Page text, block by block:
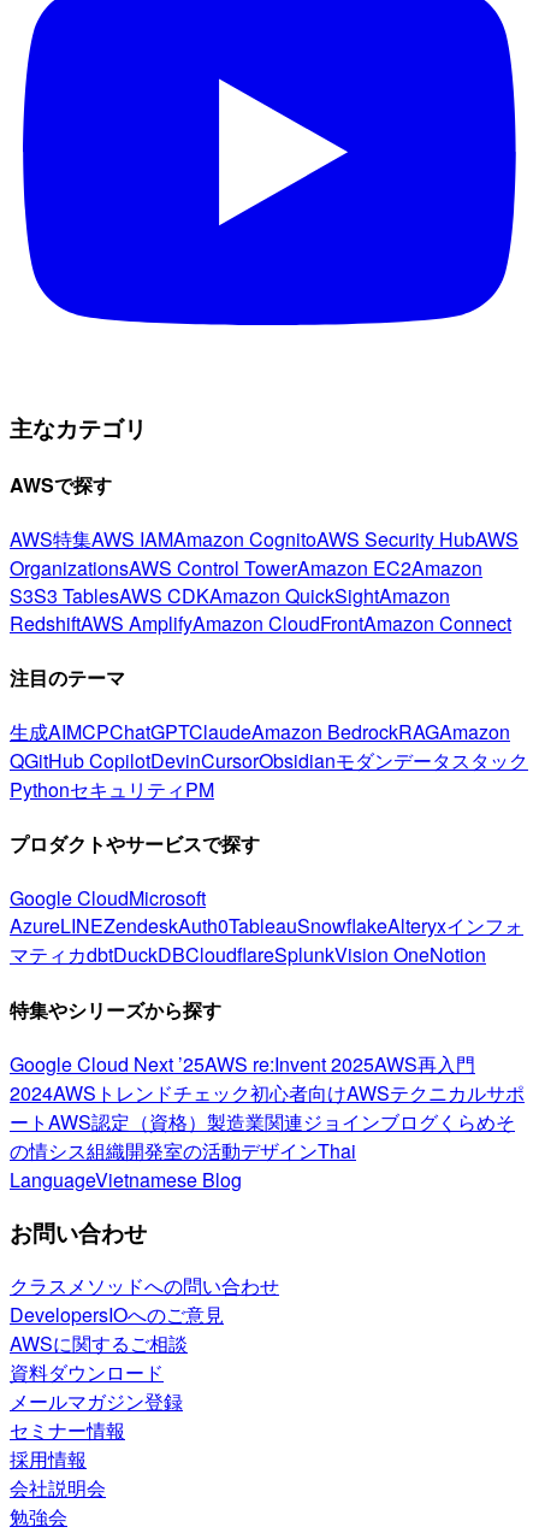
主なカテゴリ
AWSで探す
AWS特集AWS IAMAmazon CognitoAWS Security HubAWS
OrganizationsAWS Control TowerAmazon EC2Amazon
S3S3 TablesAWS CDKAmazon QuickSightAmazon
RedshiftAWS AmplifyAmazon CloudFrontAmazon Connect
注目のテーマ
生成AIMCPChatGPTClaudeAmazon BedrockRAGAmazon
QGitHub CopilotDevinCursorObsidianモダンデータスタック
PythonセキュリティPM
プロダクトやサービスで探す
Google CloudMicrosoft
AzureLINEZendeskAuth0TableauSnowflakeAlteryxインフォ
マティカdbtDuckDBCloudflareSplunkVision OneNotion
特集やシリーズから探す
Google Cloud Next ’25AWS re:Invent 2025AWS再入門
2024AWSトレンドチェック初心者向けAWSテクニカルサポ
ートAWS認定（資格） 製造業関連ジョインブログくらめそ
の情シス組織開発室の活動デザインThai
LanguageVietnamese Blog
お問い合わせ
クラスメソッドへの問い合わせ
DevelopersIOへのご意見
AWSに関するご相談
資料ダウンロード
メールマガジン登録
セミナー情報
採用情報
会社説明会
勉強会